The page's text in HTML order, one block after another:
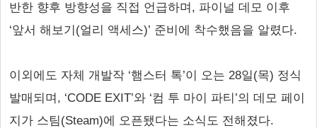
반한 향후 방향성을 직접 언급하며, 파이널 데모 이후
‘앞서 해보기(얼리 액세스)’ 준비에 착수했음을 알렸다.
이외에도 자체 개발작 ‘햄스터 톡’이 오는 28일(목) 정식
발매되며, ‘CODE EXIT’와 ‘컴 투 마이 파티’의 데모 페이
지가 스팀(Steam)에 오픈됐다는 소식도 전해졌다.